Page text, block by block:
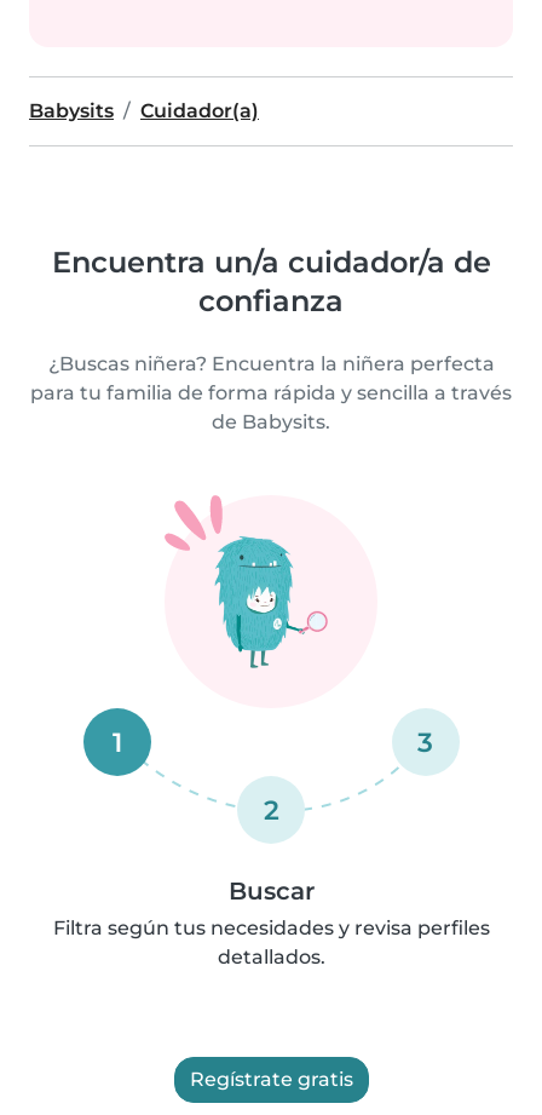
Babysits Cuidador(a)
Encuentra un/a cuidador/a de
confianza
¿Buscas niñera? Encuentra la niñera perfecta
para tu familia de forma rápida y sencilla a través
de Babysits.
1
2
3
Buscar
Filtra según tus necesidades y revisa perfiles
detallados.
Regístrate gratis